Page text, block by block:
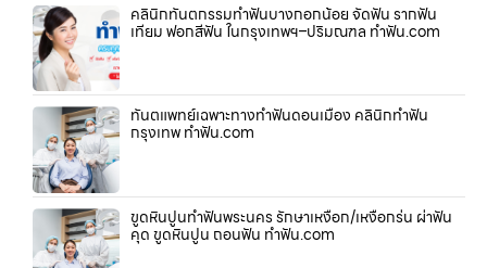
คลินิกทันตกรรมทำฟันบางกอกน้อย จัดฟัน รากฟัน
เทียม ฟอกสีฟัน ในกรุงเทพฯ–ปริมณฑล ทำฟัน.com
ทันตแพทย์เฉพาะทางทำฟันดอนเมือง คลินิกทำฟัน
กรุงเทพ ทำฟัน.com
ขูดหินปูนทำฟันพระนคร รักษาเหงือก/เหงือกร่น ผ่าฟัน
คุด ขูดหินปูน ถอนฟัน ทำฟัน.com